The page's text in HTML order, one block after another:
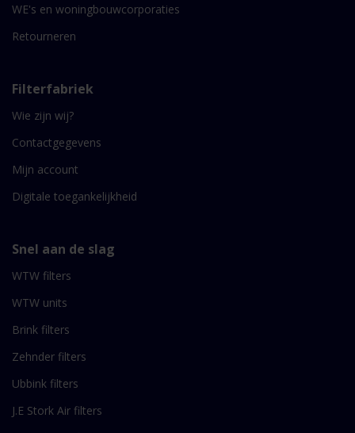
WE's en woningbouwcorporaties
Retourneren
Filterfabriek
Wie zijn wij?
Contactgegevens
Mijn account
Digitale toegankelijkheid
Snel aan de slag
WTW filters
WTW units
Brink filters
Zehnder filters
Ubbink filters
J.E Stork Air filters